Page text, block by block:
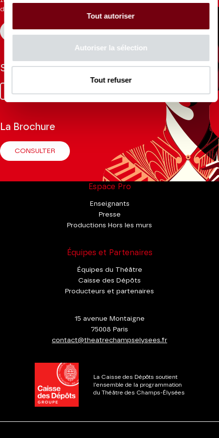
Tout autoriser
Autoriser la sélection
Tout refuser
du Théâtre.
S'INSCRIRE
Suivez-nous
Tok
La Brochure
CONSULTER
Espace Pro
Enseignants
Presse
Productions Hors les murs
Équipes et Partenaires
Équipes du Théâtre
Caisse des Dépôts
Producteurs et partenaires
15 avenue Montaigne
75008 Paris
contact@theatrechampselysees.fr
La Caisse des Dépôts soutient
l'ensemble de la programmation
du Théâtre des Champs-Élysées